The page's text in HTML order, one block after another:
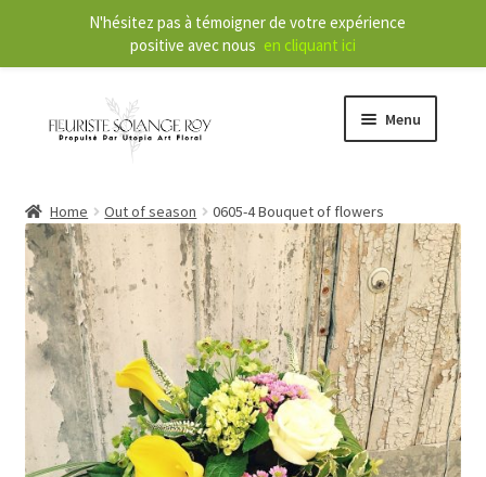
Menu
Our Services
E
x
p
a
n
d
c
h
i
About
Contact
FR
Home Out of season 0605-4 Bouquet of flowers
N'hésitez pas à témoigner de votre expérience
positive avec nous en cliquant ici